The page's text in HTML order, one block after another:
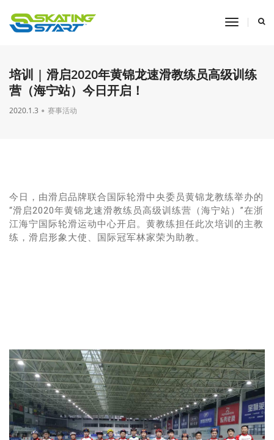
toggle
培训 | 滑启2020年黄锦龙速滑教练员高级训练
营（海宁站）今日开启！
2020.1.3 赛事活动
今日，由滑启品牌联合国际轮滑中央委员黄锦龙教练举办的
“滑启2020年黄锦龙速滑教练员高级训练营（海宁站）”在浙
江海宁国际轮滑运动中心开启。黄教练担任此次培训的主教
练，滑启形象大使、国际冠军林家荣为助教。